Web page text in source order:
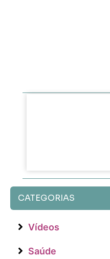
CATEGORIAS
Vídeos
Saúde